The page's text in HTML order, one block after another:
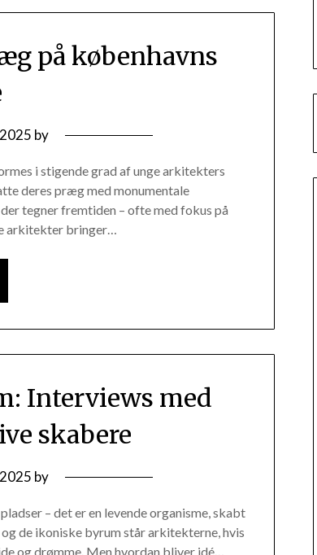
på københavns
by
i stigende grad af unge arkitekters
deres præg med monumentale
tegner fremtiden – ofte med fokus på
arkitekter bringer…
Interviews med
skabere
by
– det er en levende organisme, skabt
de ikoniske byrum står arkitekterne, hvis
og drømme. Men hvordan bliver idé…